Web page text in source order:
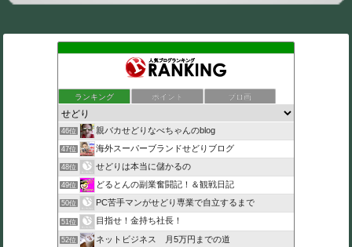
ランキング ポイント ブロ画
46位 親バカせどりなべちゃんのblog
47位 海外スーパーブランドせどりブログ
48位 せどりは本当に儲かるの
49位 どるとんの副業奮闘記！＆観戦日記
50位 PC苦手マンがせどり専業で自立するまで
51位 目指せ！金持ち社長！
52位 ネットビジネス 月5万円までの道